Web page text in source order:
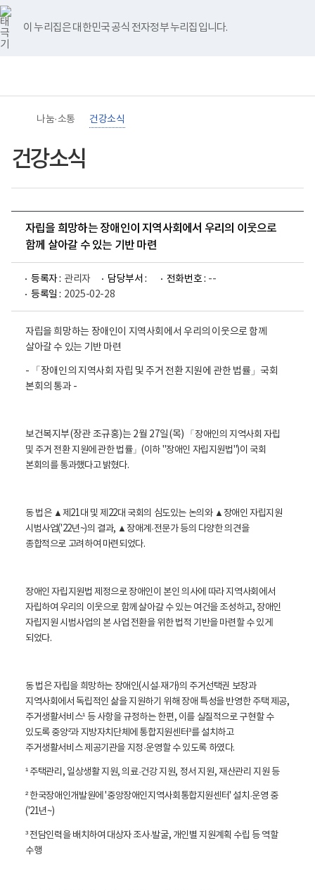
바
로
가
기
메
이 누리집은 대한민국 공식 전자정부 누리집입니다.
너
비
767px
이
하
영
홈
나눔·소통 건강소식
건강소식
자립을 희망하는 장애인이 지역사회에서 우리의 이웃으로
함께 살아갈 수 있는 기반 마련
등록자 : 관리자 담당부서 : 전화번호 : --
등록일 : 2025-02-28
자립을 희망하는 장애인이 지역사회에서 우리의 이웃으로 함께
살아갈 수 있는 기반 마련
- 「장애인의 지역사회 자립 및 주거 전환 지원에 관한 법률」국회
본회의 통과 -
보건복지부(장관 조규홍)는 2월 27일(목)
「장애인의 지역사회 자립
및 주거 전환 지원에 관한 법률」(이하 "장애인 자립지원법")이 국회
본회의를 통과했다고 밝혔다.
동 법은 ▲제21대 및 제22대 국회의 심도있는 논의와 ▲장애인 자립지원
시범사업('22년~)의 결과, ▲장애계·전문가 등의 다양한 의견을
종합적으로 고려하여 마련되었다.
장애인 자립지원법 제정으로 장애인이 본인 의사에 따라 지역사회에서
자립하여 우리의 이웃으로 함께 살아갈 수 있는 여건을 조성하고, 장애인
자립지원 시범사업의 본 사업 전환을 위한 법적 기반을 마련할 수 있게
되었다.
동 법은 자립을 희망하는 장애인(시설·재가)의 주거선택권 보장과
지역사회에서 독립적인 삶을 지원하기 위해 장애 특성을 반영한 주택 제공,
주거생활서비스¹ 등 사항을 규정하는 한편, 이를 실질적으로 구현할 수
있도록 중앙²과 지방자치단체에 통합지원센터³를 설치하고
주거생활서비스 제공기관을 지정·운영할 수 있도록 하였다.
¹ 주택관리, 일상생활 지원, 의료·건강 지원, 정서 지원, 재산관리 지원 등
² 한국장애인개발원에 '중앙장애인지역사회통합지원센터' 설치·운영 중
('21년~)
³ 전담인력을 배치하여 대상자 조사·발굴, 개인별 지원계획 수립 등 역할
수행
유
튜
브
블
로
그
인
스
타
그
램
페
이
스
북